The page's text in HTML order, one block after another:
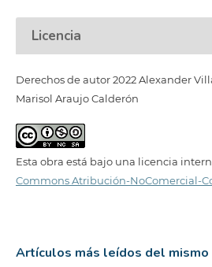
Licencia
Derechos de autor 2022 Alexander
Marisol Araujo Calderón
Esta obra está bajo una licencia
Commons Atribución-NoComercial-
Artículos más leídos del mismo